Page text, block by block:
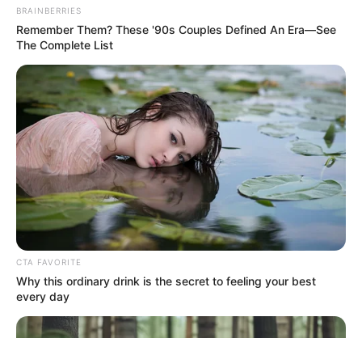
Az ég is elsírta magát” – tapasztalt Wizz Air-
aradi repülőgép-balesetben ✈️🖤
BRAINBERRIES
Remember Them? These '90s Couples Defined An Era—See
The Complete List
CTA FAVORITE
Why this ordinary drink is the secret to feeling your best
every day